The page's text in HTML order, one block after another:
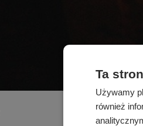
Ta
Używamy
również